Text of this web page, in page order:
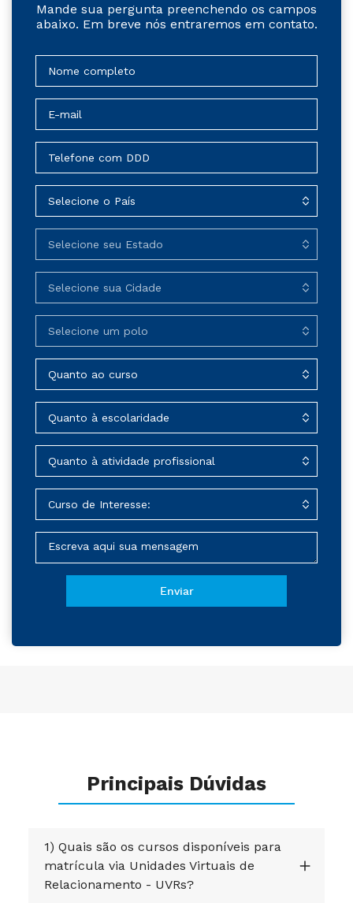
Mande sua pergunta preenchendo os campos
abaixo. Em breve nós entraremos em contato.
Principais Dúvidas
1) Quais são os cursos disponíveis para
matrícula via Unidades Virtuais de
Relacionamento - UVRs?